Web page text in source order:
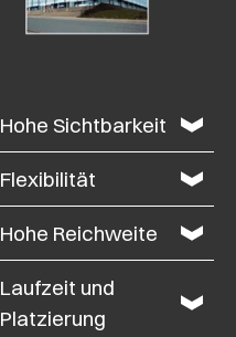
Hohe Sichtbarkeit
Flexibilität
Hohe Reichweite
Laufzeit und
Platzierung